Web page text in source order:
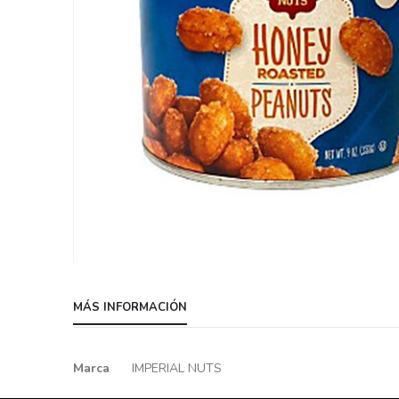
the
beginning
the
MÁS INFORMACIÓN
Más
Marca IMPERIAL NUTS